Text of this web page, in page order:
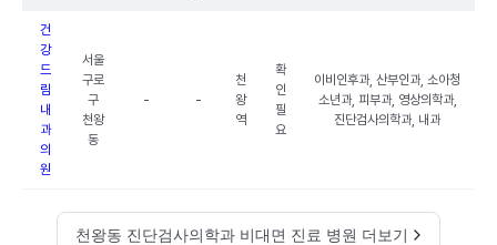
건
강
드
림
내
과
의
원
서울
구로
구
천왕
동
- -
천
왕
역
확
인
필
요
이비인후과, 산부인과, 소아청
소년과, 피부과, 영상의학과,
진단검사의학과, 내과
천왕동 진단검사의학과 비대면 진료 병원 더보기